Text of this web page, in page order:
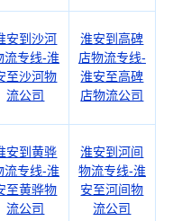
安到沙河
流专线-淮
至沙河物
流公司
淮安到高碑
店物流专线-
淮安至高碑
店物流公司
安到黄骅
流专线-淮
至黄骅物
流公司
淮安到河间
物流专线-淮
安至河间物
流公司